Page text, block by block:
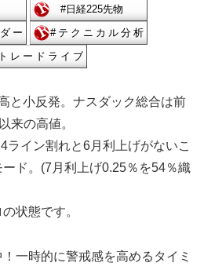
と小反発。ナスダック総合は前
来の高値。
ライン割れと6月利上げがないこ
ド。(7月利上げ0.25％を54％織
状態です。
一時的に警戒感を高めるタイミ